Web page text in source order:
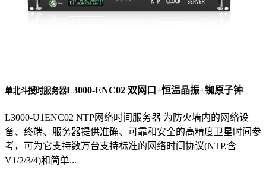
单北斗授时服务器L3000-ENC02 双网口+恒温晶振+铷原子钟
L3000-U1ENC02 NTP网络时间服务器 为防火墙内的网络设
备、终端、服务器提供准确、可靠和安全的高精度卫星时间参
考，可为它支持数万台支持标准的网络时间协议(NTP,含
V1/2/3/4)和简单...